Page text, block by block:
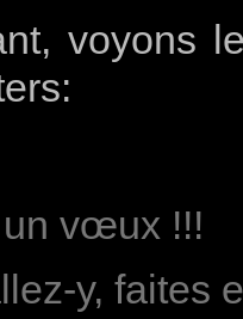
voyons
vœux !!!
y, faites